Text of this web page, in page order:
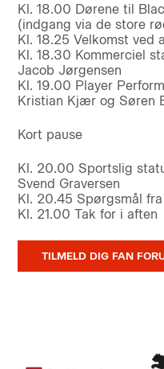
Kl. 18.00 Dørene til
(indgang via de store
Kl. 18.25 Velkomst ved
Kl. 18.30 Kommerciel
Jacob Jørgensen
Kl. 19.00 Player
Kristian Kjær og Søren
Kort pause
Kl. 20.00 Sportslig
Svend Graversen
Kl. 20.45 Spørgsmål fra
Kl. 21.00 Tak for i aften
TILMELD DIG FAN